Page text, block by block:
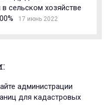
сельском хозяйстве
17 июнь 2022
администрации
для кадастровых